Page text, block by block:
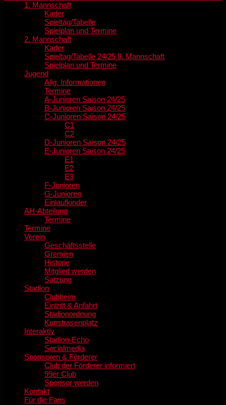
1. Mannschaft
Kader
Spieltag/Tabelle
Spielplan und Termine
2. Mannschaft
Kader
Spieltag/Tabelle 24/25 II. Mannschaft
Spielplan und Termine
Jugend
Allg. Informationen
Termine
A-Junioren Saison 24/25
B-Junioren Saison 24/25
C-Junioren Saison 24/25
C1
C2
D-Junioren Saison 24/25
E-Junioren Saison 24/25
E1
E2
E3
F-Junioren
G-Junioren
Einlaufkinder
AH-Abteilung
Termine
Termine
Verein
Geschäftsstelle
Gremien
Historie
Mitglied werden
Satzung
Stadion
Clubheim
Eintritt & Anfahrt
Stadionordnung
Kunstrasenplatz
Interaktiv
Stadion-Echo
Socialmedia
Sponsoren & Förderer
Club der Förderer informiert
99er Club
Sponsor werden
Kontakt
Für die Fans